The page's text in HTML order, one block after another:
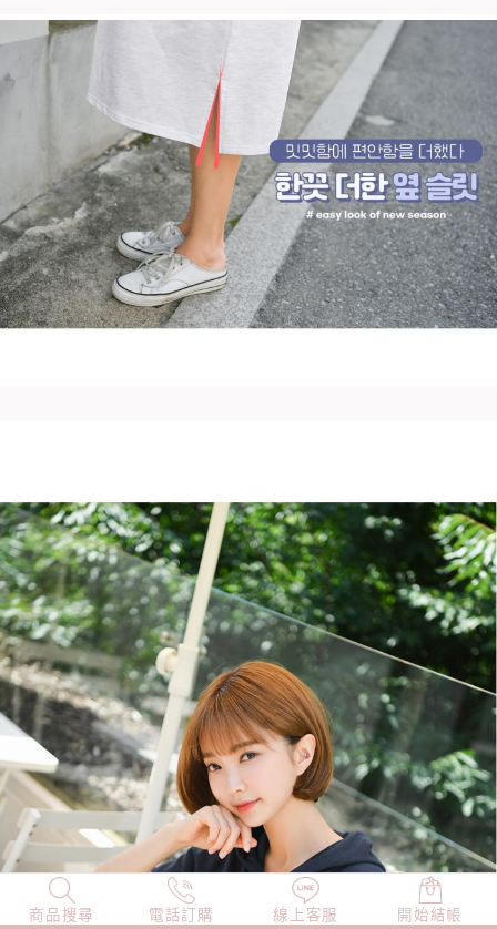
商品搜尋 電話訂購 線上客服 開始結帳
NEW 店長精選 TOP100 小編穿搭